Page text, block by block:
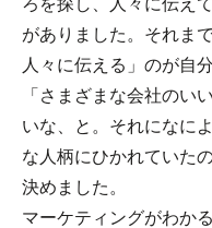
がありました。それま
人々に伝える」のが自
「さまざまな会社のい
いな、と。それになに
な人柄にひかれていた
決めました。
マーケティングがわか